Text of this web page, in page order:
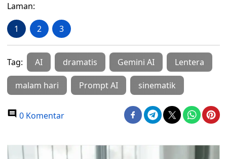
Laman:
1 2 3
Tag: AI dramatis Gemini AI Lentera
malam hari Prompt AI sinematik
0 Komentar